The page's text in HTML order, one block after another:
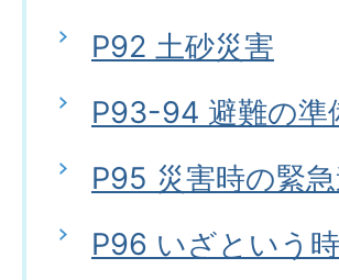
P92 土砂災害
P93-94 避難の準
P95 災害時の緊
P96 いざという